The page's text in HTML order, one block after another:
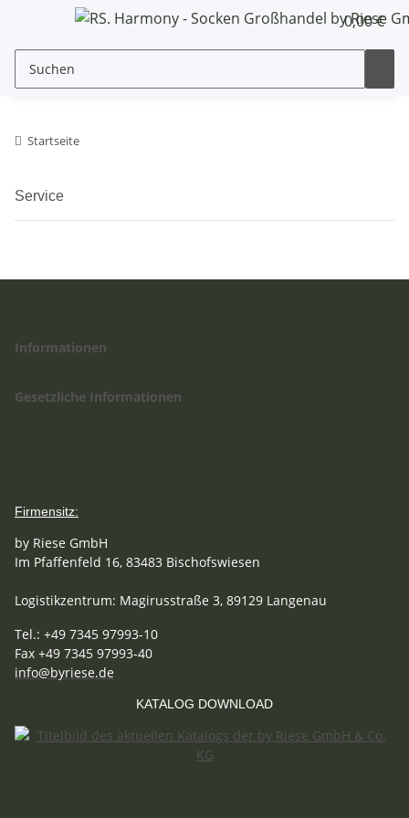
0,00 €
Startseite
Service
Informationen
Gesetzliche Informationen
Firmensitz:
by Riese GmbH
Im Pfaffenfeld 16, 83483 Bischofswiesen
Logistikzentrum: Magirusstraße 3, 89129 Langenau
Tel.: +49 7345 97993-10
Fax +49 7345 97993-40
info@byriese.de
KATALOG DOWNLOAD